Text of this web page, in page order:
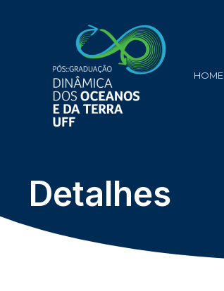
HOME
Detalhes